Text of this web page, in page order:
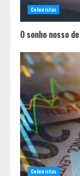
Colunistas
O sonho nosso
Colunistas